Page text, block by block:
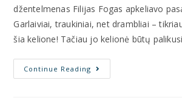
džentelmenas Filijas Fogas apkeliavo
Garlaiviai, traukiniai, net drambliai –
šia kelione! Tačiau jo kelionė būtų
Continue Reading